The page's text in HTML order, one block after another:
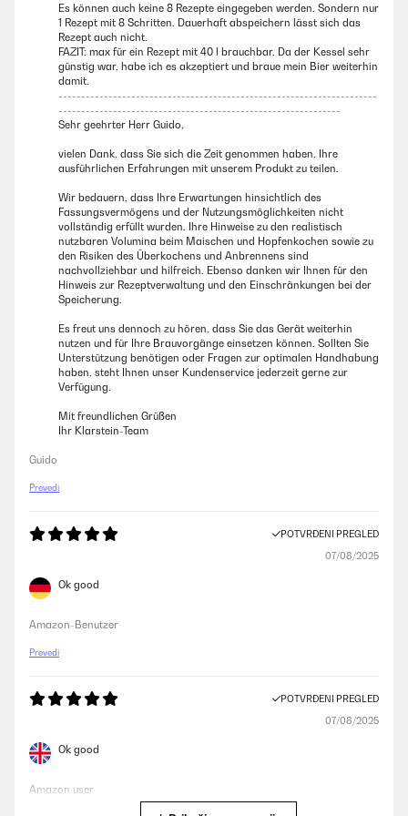
Es können auch keine 8 Rezepte eingegeben werden. Sondern nur
1 Rezept mit 8 Schritten. Dauerhaft abspeichern lässt sich das
Rezept auch nicht.
FAZIT: max für ein Rezept mit 40 l brauchbar. Da der Kessel sehr
günstig war, habe ich es akzeptiert und braue mein Bier weiterhin
damit.
----------------------------------------------------------------------
--------------------------------------------------------------
Sehr geehrter Herr Guido,
vielen Dank, dass Sie sich die Zeit genommen haben, Ihre
ausführlichen Erfahrungen mit unserem Produkt zu teilen.
Wir bedauern, dass Ihre Erwartungen hinsichtlich des
Fassungsvermögens und der Nutzungsmöglichkeiten nicht
vollständig erfüllt wurden. Ihre Hinweise zu den realistisch
nutzbaren Volumina beim Maischen und Hopfenkochen sowie zu
den Risiken des Überkochens und Anbrennens sind
nachvollziehbar und hilfreich. Ebenso danken wir Ihnen für den
Hinweis zur Rezeptverwaltung und den Einschränkungen bei der
Speicherung.
Es freut uns dennoch zu hören, dass Sie das Gerät weiterhin
nutzen und für Ihre Brauvorgänge einsetzen können. Sollten Sie
Unterstützung benötigen oder Fragen zur optimalen Handhabung
haben, steht Ihnen unser Kundenservice jederzeit gerne zur
Verfügung.
Mit freundlichen Grüßen
Ihr Klarstein-Team
Guido
Prevedi
POTVRĐENI PREGLED
07/08/2025
Ok good
Amazon-Benutzer
Prevedi
POTVRĐENI PREGLED
07/08/2025
Ok good
Amazon user